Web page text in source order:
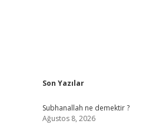
Sidebar
Son Yazılar
Subhanallah ne demektir ?
Ağustos 8, 2026